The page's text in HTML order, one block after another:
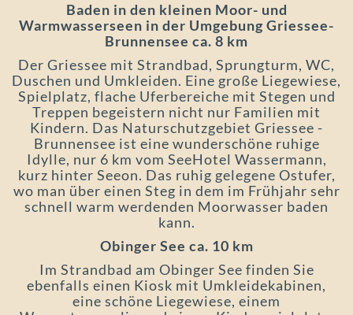
Baden in den kleinen Moor- und
Warmwasserseen in der Umgebung Griessee-
Brunnensee ca. 8 km
Der Griessee mit Strandbad, Sprungturm, WC,
Duschen und Umkleiden. Eine große Liegewiese,
Spielplatz, flache Uferbereiche mit Stegen und
Treppen begeistern nicht nur Familien mit
Kindern. Das Naturschutzgebiet Griessee -
Brunnensee ist eine wunderschöne ruhige
Idylle, nur 6 km vom SeeHotel Wassermann,
kurz hinter Seeon. Das ruhig gelegene Ostufer,
wo man über einen Steg in dem im Frühjahr sehr
schnell warm werdenden Moorwasser baden
kann.
Obinger See ca. 10 km
Im Strandbad am Obinger See finden Sie
ebenfalls einen Kiosk mit Umkleidekabinen,
eine schöne Liegewiese, einem